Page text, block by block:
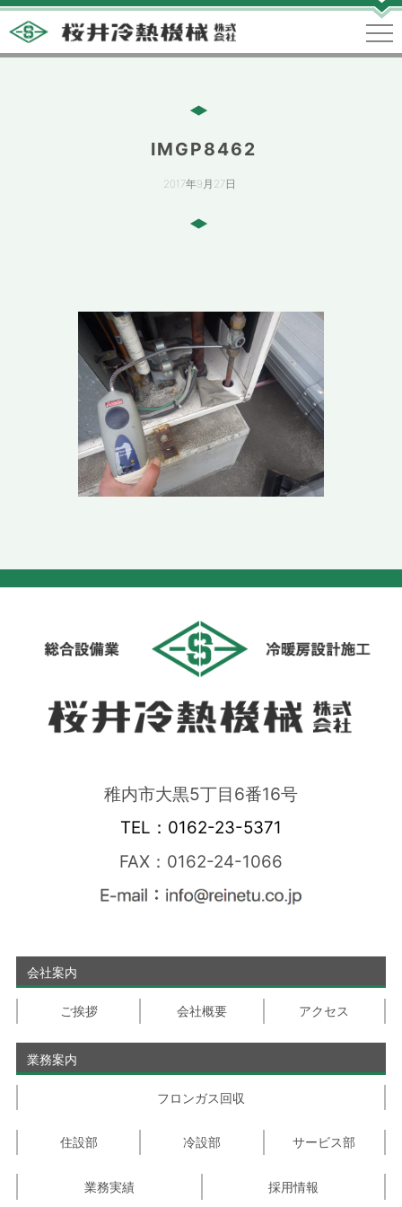
IMGP8462
2017年9月27日
稚内市大黒5丁目6番16号
TEL：0162-23-5371
FAX：0162-24-1066
会社案内
ご挨拶 会社概要 アクセス
業務案内
フロンガス回収
住設部 冷設部 サービス部
業務実績 採用情報